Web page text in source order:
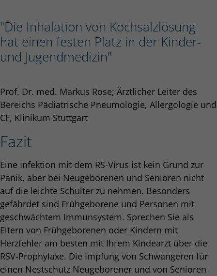
"Die Inhalation von Kochsalzlösung
hat einen festen Platz in der Kinder-
und Jugendmedizin"
Prof. Dr. med. Markus Rose; Ärztlicher Leiter des
Bereichs Pädiatrische Pneumologie, Allergologie und
CF, Klinikum Stuttgart
Fazit
Eine Infektion mit dem RS-Virus ist kein Grund zur
Panik, aber bei Neugeborenen und Senioren nicht
auf die leichte Schulter zu nehmen. Besonders
gefährdet sind Frühgeborene und Personen mit
geschwächtem Immunsystem. Sprechen Sie als
Eltern von Frühgeborenen oder Kindern mit
Herzfehler am besten mit Ihrem Kindearzt über die
RSV-Prophylaxe. Die Impfung von Schwangeren für
einen Nestschutz Neugeborener und von Senioren